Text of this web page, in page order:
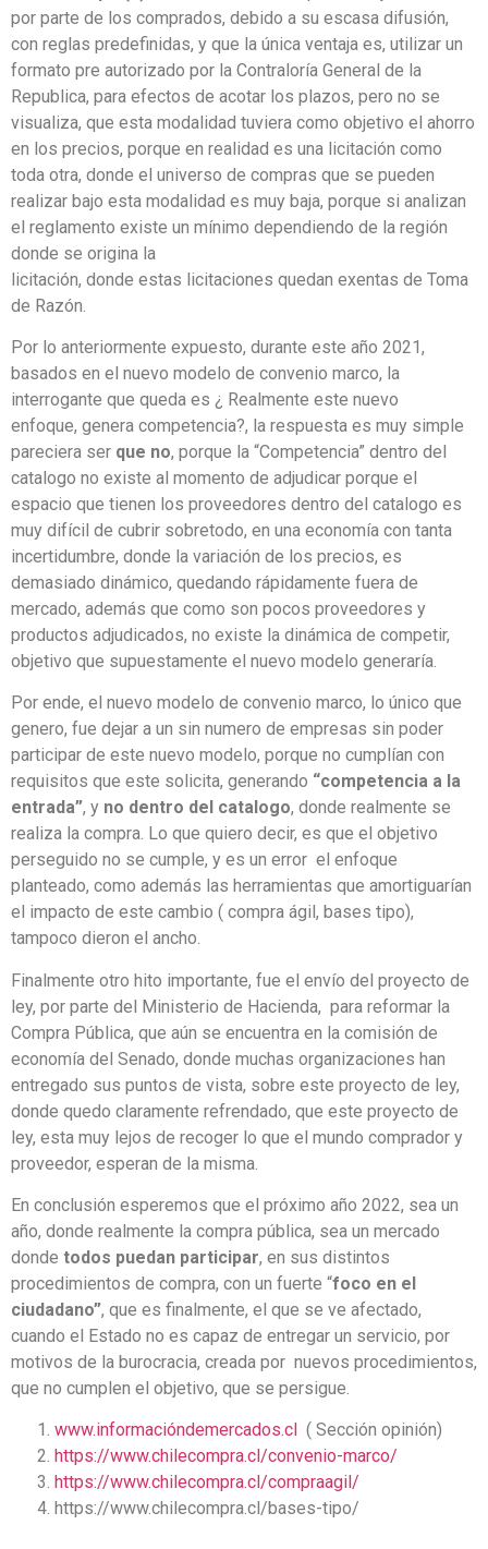
por parte de los comprados, debido a su escasa difusión,
con reglas predefinidas, y que la única ventaja es, utilizar un
formato pre autorizado por la Contraloría General de la
Republica, para efectos de acotar los plazos, pero no se
visualiza, que esta modalidad tuviera como objetivo el ahorro
en los precios, porque en realidad es una licitación como
toda otra, donde el universo de compras que se pueden
realizar bajo esta modalidad es muy baja, porque si analizan
el reglamento existe un mínimo dependiendo de la región
donde se origina la
licitación, donde estas licitaciones quedan exentas de Toma
de Razón.
Por lo anteriormente expuesto, durante este año 2021,
basados en el nuevo modelo de convenio marco, la
interrogante que queda es ¿ Realmente este nuevo
enfoque, genera competencia?, la respuesta es muy simple
pareciera ser que no, porque la “Competencia” dentro del
catalogo no existe al momento de adjudicar porque el
espacio que tienen los proveedores dentro del catalogo es
muy difícil de cubrir sobretodo, en una economía con tanta
incertidumbre, donde la variación de los precios, es
demasiado dinámico, quedando rápidamente fuera de
mercado, además que como son pocos proveedores y
productos adjudicados, no existe la dinámica de competir,
objetivo que supuestamente el nuevo modelo generaría.
Por ende, el nuevo modelo de convenio marco, lo único que
genero, fue dejar a un sin numero de empresas sin poder
participar de este nuevo modelo, porque no cumplían con
requisitos que este solicita, generando “competencia a la
entrada”, y no dentro del catalogo, donde realmente se
realiza la compra. Lo que quiero decir, es que el objetivo
perseguido no se cumple, y es un error el enfoque
planteado, como además las herramientas que amortiguarían
el impacto de este cambio ( compra ágil, bases tipo),
tampoco dieron el ancho.
Finalmente otro hito importante, fue el envío del proyecto de
ley, por parte del Ministerio de Hacienda, para reformar la
Compra Pública, que aún se encuentra en la comisión de
economía del Senado, donde muchas organizaciones han
entregado sus puntos de vista, sobre este proyecto de ley,
donde quedo claramente refrendado, que este proyecto de
ley, esta muy lejos de recoger lo que el mundo comprador y
proveedor, esperan de la misma.
En conclusión esperemos que el próximo año 2022, sea un
año, donde realmente la compra pública, sea un mercado
donde todos puedan participar, en sus distintos
procedimientos de compra, con un fuerte “foco en el
ciudadano”, que es finalmente, el que se ve afectado,
cuando el Estado no es capaz de entregar un servicio, por
motivos de la burocracia, creada por nuevos procedimientos,
que no cumplen el objetivo, que se persigue.
www.informacióndemercados.cl
( Sección opinión)
https://www.chilecompra.cl/convenio-marco/
https://www.chilecompra.cl/compraagil/
https://www.chilecompra.cl/bases-tipo/